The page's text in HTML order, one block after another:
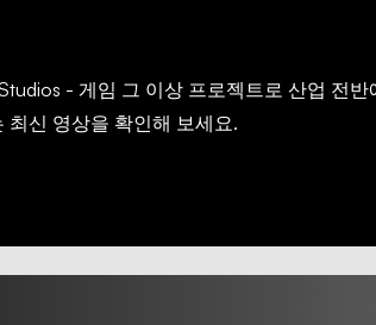
- 게임 그 이상 프로젝트로 산업 전
최신 영상을 확인해 보세요.